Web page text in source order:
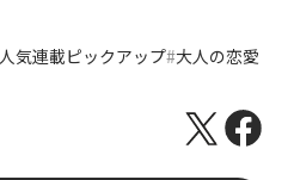
人気連載ピックアップ 大人の恋愛